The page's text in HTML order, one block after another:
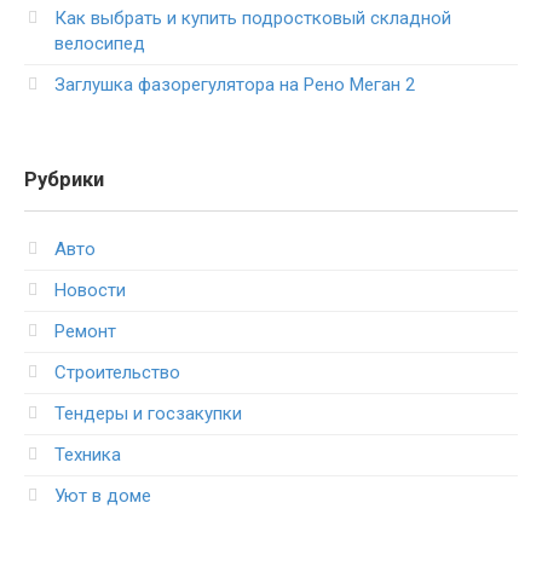
Как выбрать и купить подростковый складной
велосипед
Заглушка фазорегулятора на Рено Меган 2
Рубрики
Авто
Новости
Ремонт
Строительство
Тендеры и госзакупки
Техника
Уют в доме